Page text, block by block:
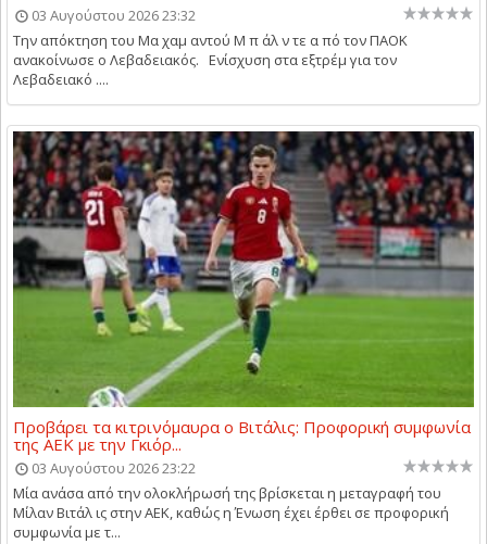
03 Αυγούστου 2026 23:32
Την απόκτηση του Μα χαμ αντού Μ π άλ ν τε α πό τον ΠΑΟΚ
ανακοίνωσε ο Λεβαδειακός. Ενίσχυση στα εξτρέμ για τον
Λεβαδειακό ....
Προβάρει τα κιτρινόμαυρα ο Βιτάλις: Προφορική συμφωνία
της ΑΕΚ με την Γκιόρ...
03 Αυγούστου 2026 23:22
Μία ανάσα από την ολοκλήρωσή της βρίσκεται η μεταγραφή του
Μίλαν Βιτάλ ις στην ΑΕΚ, καθώς η Ένωση έχει έρθει σε προφορική
συμφωνία με τ...